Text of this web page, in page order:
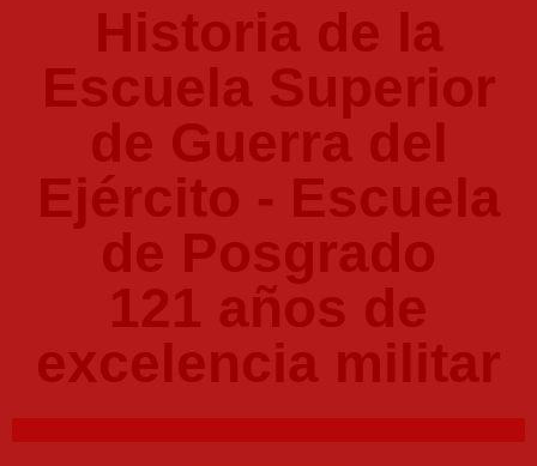
Historia de la
Escuela Superior
de Guerra del
Ejército - Escuela
de Posgrado
121 años de
excelencia militar